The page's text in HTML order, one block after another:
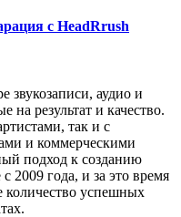
с HeadRrush
звукозаписи, аудио и
на результат и качество.
так и с
и коммерческими
подход к созданию
2009 года, и за это время
количество успешных